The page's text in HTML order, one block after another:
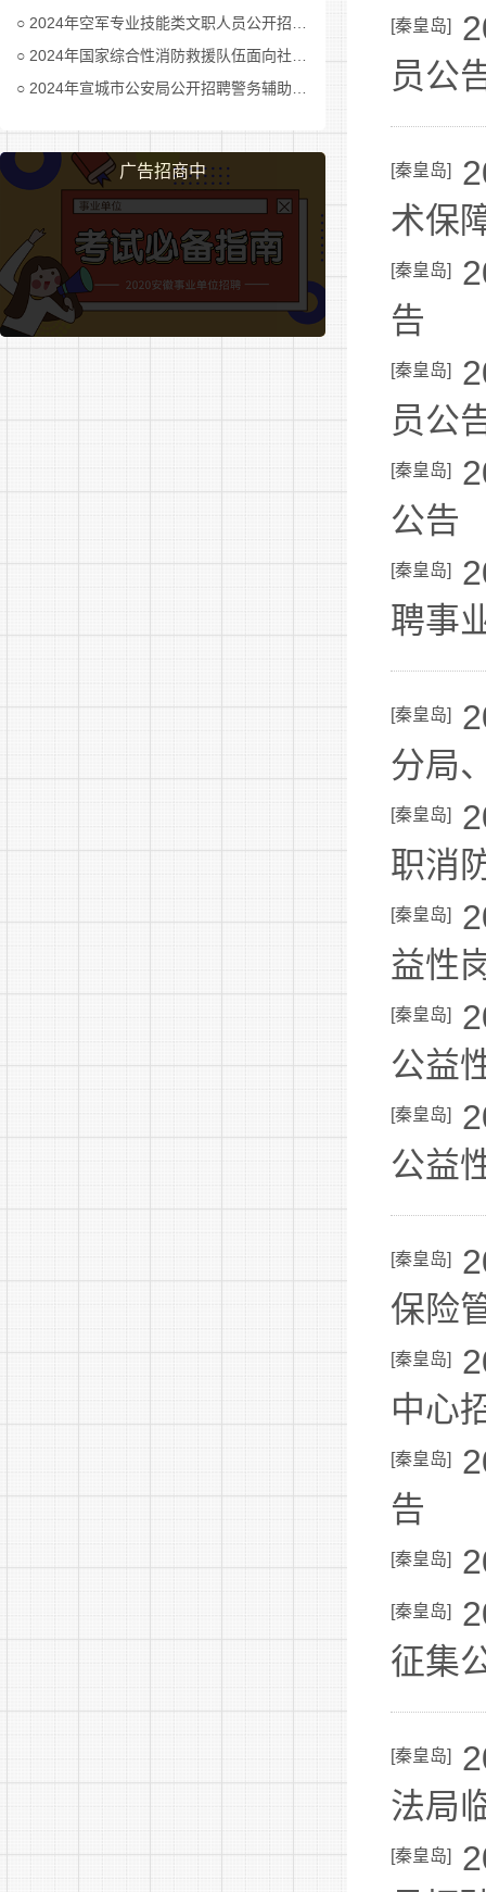
2024年空军专业技能类文职人员公开招考公告
2024年国家综合性消防救援队伍面向社会招录消防员公告
2024年宣城市公安局公开招聘警务辅助人员公告
广告招商中
[秦皇岛]
员公
[秦皇岛]
术保
[秦皇岛]
告
[秦皇岛]
员公
[秦皇岛]
公告
[秦皇岛]
聘事
[秦皇岛]
分局
[秦皇岛]
职消
[秦皇岛]
益性
[秦皇岛]
公益
[秦皇岛]
公益
[秦皇岛]
保险
[秦皇岛]
中心
[秦皇岛]
告
[秦皇岛]
[秦皇岛]
征集
[秦皇岛]
法局
[秦皇岛]